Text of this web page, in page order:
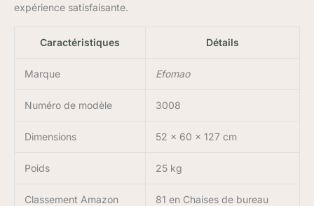
expérience satisfaisante.
Caractéristiques Détails
Marque Efomao
Numéro de modèle 3008
Dimensions 52 x 60 x 127 cm
Poids 25 kg
Classement Amazon 81 en Chaises de bureau